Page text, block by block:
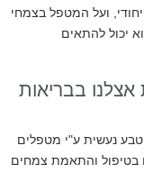
ועל המטפל בצמחי
יכול להתאים
בבריאות
נעשית ע"י מטפלים
בטיפול והתאמת צמחים